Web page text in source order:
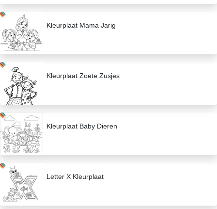
Kleurplaat Mama Jarig
Kleurplaat Zoete Zusjes
Kleurplaat Baby Dieren
Letter X Kleurplaat